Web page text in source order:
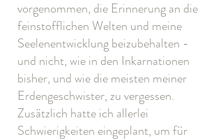
vorgenommen, die Erinnerung an die
feinstofflichen Welten und meine
Seelenentwicklung beizubehalten -
und nicht, wie in den Inkarnationen
bisher, und wie die meisten meiner
Erdengeschwister, zu vergessen.
Zusätzlich hatte ich allerlei
Schwierigkeiten eingeplant, um für